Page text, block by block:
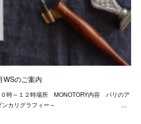
WSのご案内
時～１２時場所 MONOTORY内容 パリのア
～モダンカリグラフィー～ …